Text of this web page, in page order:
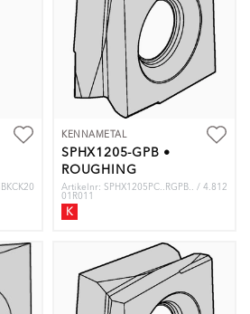
KENNAMETAL
SPHX1205-GPB •
ROUGHING
Artikelnr: SPHX1205PC..RGPB.. / 4.812
01R011
K